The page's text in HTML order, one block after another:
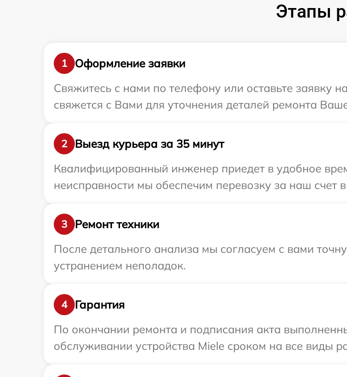
Этапы
1
Оформление заявки
Свяжитесь с нами по телефону или оставьте заявку
свяжется с Вами для уточнения деталей ремонта
2
Выезд курьера за 35 минут
Квалифицированный инженер приедет в удобное
неисправности мы обеспечим перевозку за наш счет
3
Ремонт техники
После детального анализа мы согласуем с вами
устранением неполадок.
4
Гарантия
По окончании ремонта и подписания акта
обслуживании устройства Miele сроком на все виды